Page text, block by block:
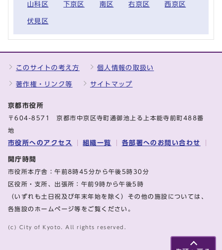
山科区 下京区 南区 右京区 西京区
伏見区
このサイトの考え方 個人情報の取扱い
著作権・リンク等 サイトマップ
京都市役所
〒604-8571 京都市中京区寺町通御池上る上本能寺前町488番
地
市役所へのアクセス 組織一覧 各部署へのお問い合わせ
開庁時間
市役所本庁舎：午前8時45分から午後5時30分
区役所・支所、出張所：午前9時から午後5時
（いずれも土日祝及び年末年始を除く）その他の施設については、
各施設のホームページ等をご覧ください。
(c) City of Kyoto. All rights reserved.